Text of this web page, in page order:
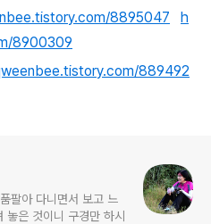
8895047
h
8900309
889492
다니면서 보고 느
놓은 것이니 구경만 하시